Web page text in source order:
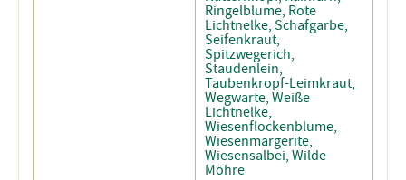
Ringelblume, Rote
Lichtnelke, Schafgarbe,
Seifenkraut,
Spitzwegerich,
Staudenlein,
Taubenkropf-Leimkraut,
Wegwarte, Weiße
Lichtnelke,
Wiesenflockenblume,
Wiesenmargerite,
Wiesensalbei, Wilde
Möhre